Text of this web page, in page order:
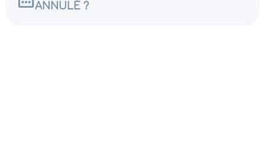
ANNULÉ ?​